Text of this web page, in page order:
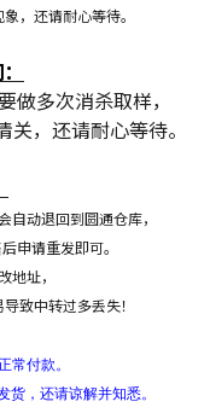
，还请耐心等待。
做多次消杀取样，
，还请耐心等待。
动退回到圆通仓库，
申请重发即可。
地址，
致中转过多丢失！
常付款。
货，还请谅解并知悉。